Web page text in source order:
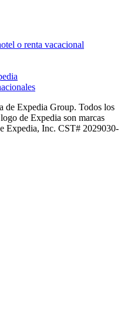
o renta vacacional
de Expedia Group. Todos los
de Expedia son marcas
Expedia, Inc. CST# 2029030-